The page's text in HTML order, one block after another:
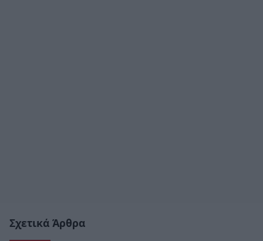
Σχετικά Άρθρα